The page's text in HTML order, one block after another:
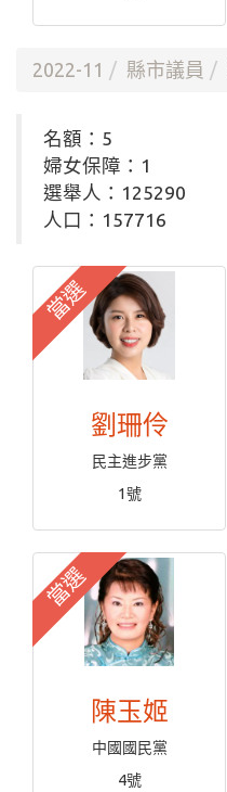
2022-11 縣市議員
名額：5
婦女保障：1
選舉人：125290
人口：157716
當選
劉珊伶
民主進步黨
1號
當選
陳玉姬
中國國民黨
4號